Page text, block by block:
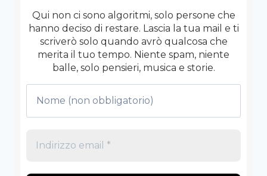
Qui non ci sono algoritmi, solo persone che
hanno deciso di restare. Lascia la tua mail e ti
scriverò solo quando avrò qualcosa che
merita il tuo tempo. Niente spam, niente
balle, solo pensieri, musica e storie.